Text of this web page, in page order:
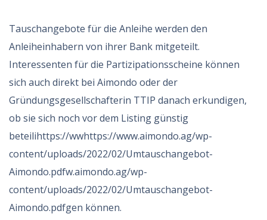
Tauschangebote für die Anleihe werden den
Anleiheinhabern von ihrer Bank mitgeteilt.
Interessenten für die Partizipationsscheine können
sich auch direkt bei Aimondo oder der
Gründungsgesellschafterin TTIP danach erkundigen,
ob sie sich noch vor dem Listing günstig
beteilihttps://wwhttps://www.aimondo.ag/wp-
content/uploads/2022/02/Umtauschangebot-
Aimondo.pdfw.aimondo.ag/wp-
content/uploads/2022/02/Umtauschangebot-
Aimondo.pdfgen können.